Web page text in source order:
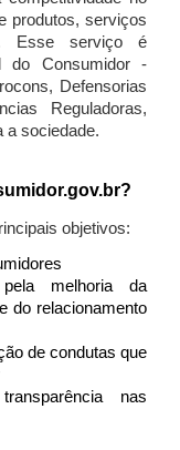
produtos, serviços
Esse serviço é
do Consumidor -
Defensorias
Reguladoras,
a sociedade.
objetivos:
pela melhoria da
do relacionamento
de condutas que
nas